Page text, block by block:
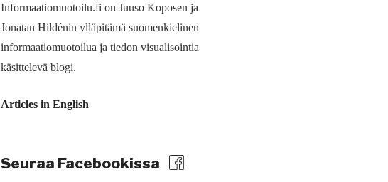
Informaatiomuotoilu.fi on Juuso Koposen ja
Jonatan Hildénin ylläpitämä suomen­kielinen
informaatio­muotoilua ja tiedon visualisointia
käsittelevä blogi.
Articles in English
Seuraa Facebookissa